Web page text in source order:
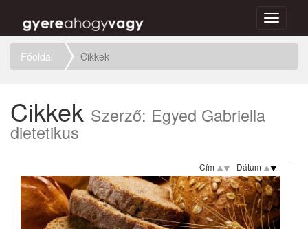
Toggle
Főoldal
Cikkek
Cikkek Szerző: Egyed Gabriella
dietetikus
Cím Dátum